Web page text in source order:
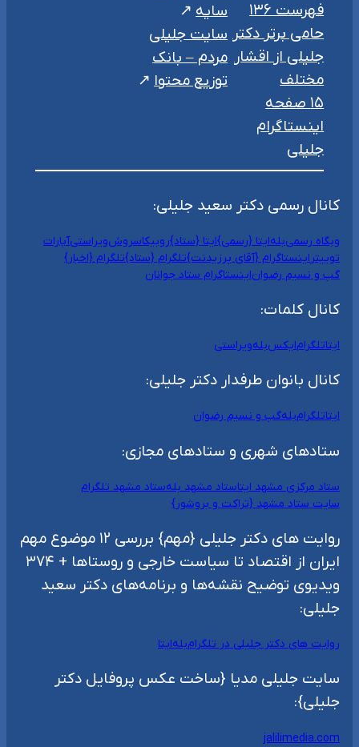
فهرست ۱۳۶
حامی برتر دکتر
جلیلی از اقشار
مختلف
۱۵ صفحه
اینستاگرام
جلیلی
سایه
سایت جلیلی
مردم – بانک
توزیع محتوا
کانال رسمی دکتر سعید جلیلی:
وبگاه رسمیبلهایتا {رسمی}ایتا {ستاد}روبیکاسروشویراستیآپارات
توییتر اینستاگرام {آقای پرزیدنت}تلگرام {ستاد}تلگرام {اخبار}
گپ و نسیم رضواناینستاگرام ستاد جوانان
کانال کلمات:
ایتاتلگرامایکسبلهویراستی
کانال بانوان طرفدار دکتر جلیلی:
ایتاتلگرامبلهگپ و نسیم رضوان
ستادهای شهری و ستادهای مجازی:
ستاد مرکزی مشهد ایتاستاد مشهد بلهستاد مشهد تلگرام
سایت ستاد مشهد {تراکت و بروشور}
روایت های دکتر جلیلی {مهم} بررسی ۱۲ موضوع مهم
ایران از اقتصاد تا سیاست خارجی و روستاها + ۳۷۴
ویدیوی توضیح نقشه‌ها و برنامه‌های دکتر سعید
جلیلی:
روایت های دکتر جلیلی در تلگرامبلهایتا
سایت جلیلی مدیا {ساخت عکس پروفایل دکتر
جلیلی}:
jalilimedia.com